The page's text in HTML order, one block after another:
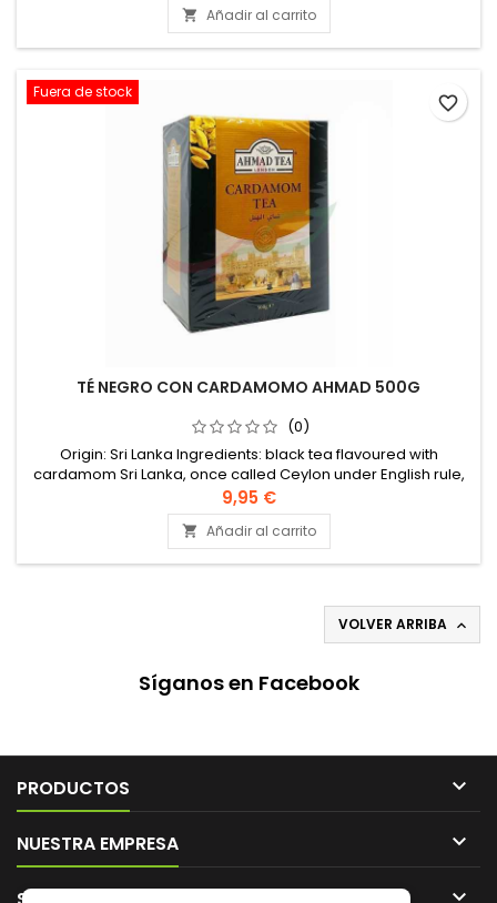
 Añadir al carrito
Fuera de stock
TÉ NEGRO CON CARDAMOMO AHMAD 500G
(0)
Origin: Sri Lanka Ingredients: black tea flavoured with
cardamom Sri Lanka, once called Ceylon under English rule,
is one of the main black tea producing countries.
9,95 €
 Añadir al carrito
favorite_border
VOLVER ARRIBA 
Síganos en Facebook
PRODUCTOS 
NUESTRA EMPRESA 
